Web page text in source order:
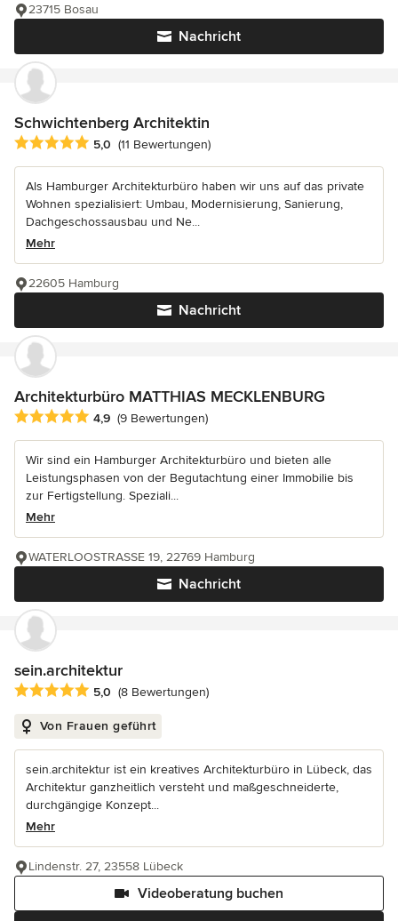
Nachricht
23715 Bosau
Schwichtenberg Architektin
Durchschnittliche Bewertung: 5 von 5 Sternen
5,0 (11 Bewertungen)
Als Hamburger Architekturbüro haben wir uns auf das private
Wohnen spezialisiert: Umbau, Modernisierung, Sanierung,
Dachgeschossausbau und Ne...
Mehr
Nachricht
22605 Hamburg
Architekturbüro MATTHIAS MECKLENBURG
Durchschnittliche Bewertung: 4.9 von 5 Sternen
4,9 (9 Bewertungen)
Wir sind ein Hamburger Architekturbüro und bieten alle
Leistungsphasen von der Begutachtung einer Immobilie bis
zur Fertigstellung. Speziali...
Mehr
Nachricht
WATERLOOSTRASSE 19, 22769 Hamburg
sein.architektur
Durchschnittliche Bewertung: 5 von 5 Sternen
5,0 (8 Bewertungen)
Von Frauen geführt
sein.architektur ist ein kreatives Architekturbüro in Lübeck, das
Architektur ganzheitlich versteht und maßgeschneiderte,
durchgängige Konzept...
Mehr
Videoberatung buchen
Lindenstr. 27, 23558 Lübeck